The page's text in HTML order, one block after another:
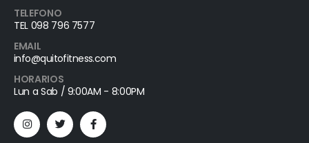
TELEFONO
TEL 098 796 7577
EMAIL
info@quitofitness.com
HORARIOS
Lun a Sab / 9:00AM - 8:00PM